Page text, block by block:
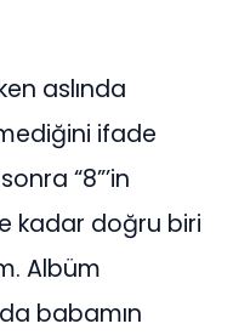
aslında
ifade
“8”’in
kadar doğru biri
Albüm
babamın